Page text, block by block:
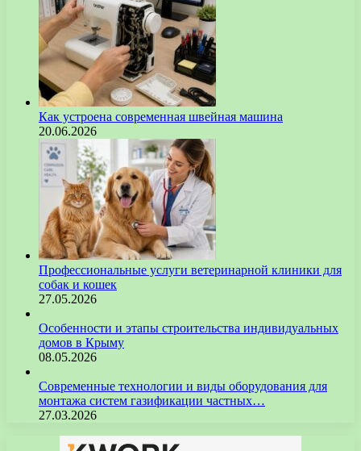
Как устроена современная швейная машина
20.06.2026
Профессиональные услуги ветеринарной клиники для
собак и кошек
27.05.2026
Особенности и этапы строительства индивидуальных
домов в Крыму
08.05.2026
Современные технологии и виды оборудования для
монтажа систем газификации частных…
27.03.2026